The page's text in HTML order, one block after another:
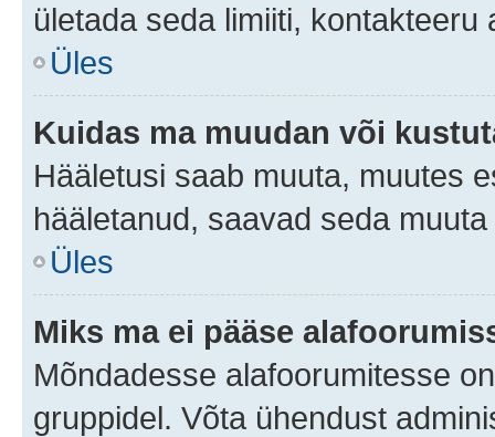
ületada seda limiiti, kontakteeru
Üles
Kuidas ma muudan või
Hääletusi saab muuta, muutes
hääletanud, saavad seda
Üles
Miks ma ei pääse
Mõndadesse alafoorumitesse
gruppidel. Võta ühendust